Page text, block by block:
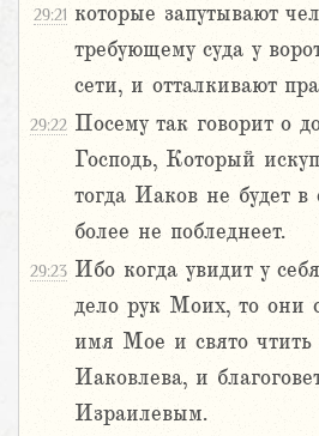
29:21 которые запутывают
требующему суда у
сети, и отталкивают
29:22 Посему так говорит о
Господь, Который
тогда Иаков не будет
более не побледнеет.
29:23 Ибо когда увидит у
дело рук Моих, то они
имя Мое и свято чтить
Иаковлева, и
Израилевым.